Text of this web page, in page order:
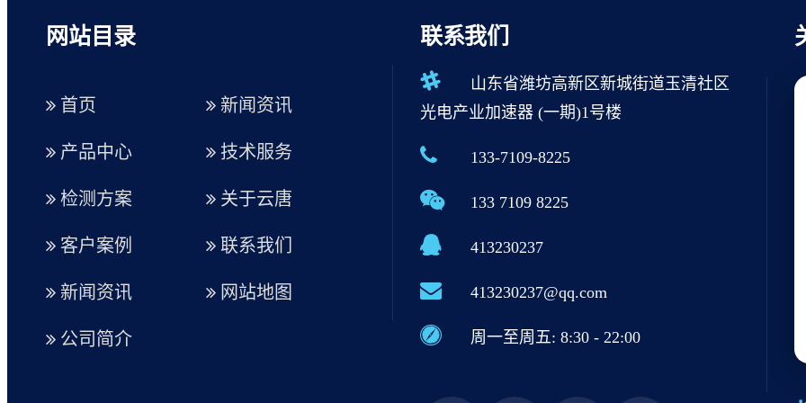
网站目录
首页
产品中心
检测方案
客户案例
新闻资讯
公司简介
新闻资讯
技术服务
关于云唐
联系我们
网站地图
联系我们
山东省潍坊高新区新城街道玉清社区
光电产业加速器 (一期)1号楼
133-7109-8225
133 7109 8225
413230237
413230237@qq.com
周一至周五: 8:30 - 22:00